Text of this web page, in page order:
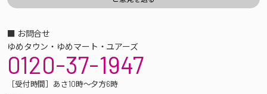
■ お問合せ
ゆめタウン・ゆめマート・ユアーズ
0120-37-1947
［受付時間］あさ10時～夕方6時